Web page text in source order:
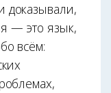
доказывали,
— это язык,
всём: